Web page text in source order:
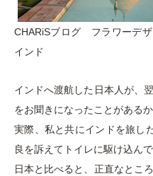
CHARiSブログ フラワーデ
インド
インドへ渡航した日本人が、
をお聞きになったことがあるか
実際、私と共にインドを旅し
良を訴えてトイレに駆け込んで
日本と比べると、正直なとこ